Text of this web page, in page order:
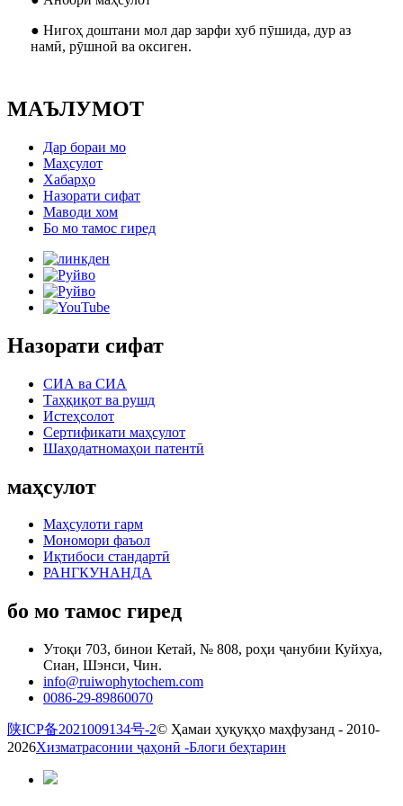
● Нигоҳ доштани мол дар зарфи хуб пӯшида, дур аз
намӣ, рӯшноӣ ва оксиген.
МАЪЛУМОТ
Дар бораи мо
Маҳсулот
Хабарҳо
Назорати сифат
Маводи хом
Бо мо тамос гиред
Назорати сифат
СИА ва СИА
Таҳқиқот ва рушд
Истеҳсолот
Сертификати маҳсулот
Шаҳодатномаҳои патентӣ
маҳсулот
Маҳсулоти гарм
Мономори фаъол
Иқтибоси стандартӣ
РАНГКУНАНДА
бо мо тамос гиред
Утоқи 703, бинои Кетай, № 808, роҳи ҷанубии Куйхуа,
Сиан, Шэнси, Чин.
info@ruiwophytochem.com
0086-29-89860070
陕ICP备2021009134号-2© Ҳамаи ҳуқуқҳо маҳфузанд - 2010-
2026Хизматрасонии ҷаҳонӣ -Блоги беҳтарин